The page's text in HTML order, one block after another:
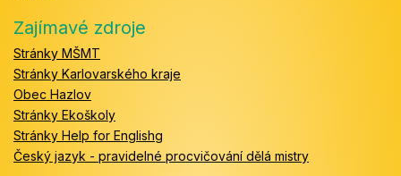
Zajímavé zdroje
Stránky MŠMT
Stránky Karlovarského kraje
Obec Hazlov
Stránky Ekoškoly
Stránky Help for Englishg
Český jazyk - pravidelné procvičování dělá mistry